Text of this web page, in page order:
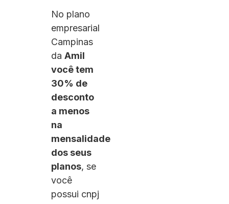
No plano
empresarial
Campinas
da Amil
você tem
30% de
desconto
a menos
na
mensalidade
dos seus
planos, se
você
possui cnpj